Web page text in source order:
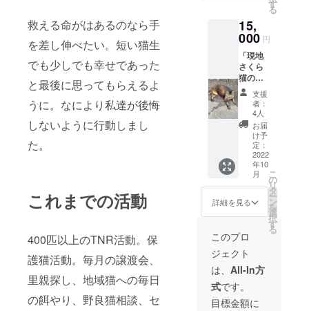
救える命がはあるのなら手
を差し伸べたい。短い猫生
でも少しでも幸せであった
と最後に思ってもらえるよ
うに。なにより私達が後悔
しないように行動しまし
た。
これまでの活動
400匹以上のTNR活動。保
護猫活動。毎月の譲渡会、
里親探し、地域猫への毎日
の餌やり、野良猫相談、セ
す
る
15,
000 円
「現地
さくら
猫の写
真付き
ノート
ブッ
ク」と
お礼の
手紙。
支援
者：
4人
お届
け予
定：
2022
年10
月
詳細を見る
こ
の
リ
タ
ー
ン
を
選
択
す
る
このプロ
ジェクト
は、 All-In方
式です。
目標金額に